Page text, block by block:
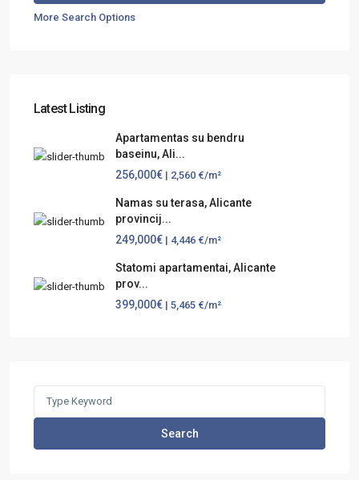
More Search Options
Latest Listing
Apartamentas su bendru
baseinu, Ali...
256,000€ | 2,560 €/m²
Namas su terasa, Alicante
provincij...
249,000€ | 4,446 €/m²
Statomi apartamentai, Alicante
prov...
399,000€ | 5,465 €/m²
Search